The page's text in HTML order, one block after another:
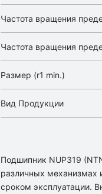
Частота вращения
Частота вращения
Размер (r1 min.)
Вид Продукции
Подшипник NUP319
различных механизмах
сроком эксплуатации.